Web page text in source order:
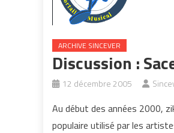
ARCHIVE SINCEVER
Discussion :
12 décembre 2005
Au début des années 2000,
populaire utilisé par les